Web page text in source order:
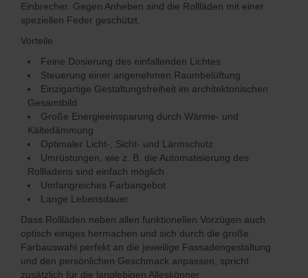
Einbrecher. Gegen Anheben sind die Rollläden mit einer
speziellen Feder geschützt.
Vorteile
Feine Dosierung des einfallenden Lichtes
Steuerung einer angenehmen Raumbelüftung
Einzigartige Gestaltungsfreiheit im architektonischen
Gesamtbild
Große Energieeinsparung durch Wärme- und
Kältedämmung
Optimaler Licht-, Sicht- und Lärmschutz
Umrüstungen, wie z. B. die Automatisierung des
Rollladens sind einfach möglich
Umfangreiches Farbangebot
Lange Lebensdauer
Dass Rollläden neben allen funktionellen Vorzügen auch
optisch einiges hermachen und sich durch die große
Farbauswahl perfekt an die jeweilige Fassadengestaltung
und den persönlichen Geschmack anpassen, spricht
zusätzlich für die langlebigen Alleskönner.